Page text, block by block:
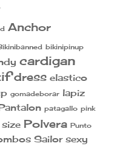
Anchor
bikinipinup
cardigan
dress elastico
gomadeborar lapiz
patagallo pink
Polvera Punto
Sailor sexy